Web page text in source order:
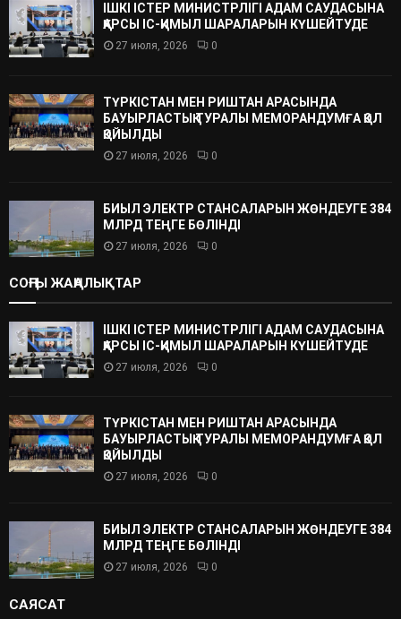
ІШКІ ІСТЕР МИНИСТРЛІГІ АДАМ САУДАСЫНА
ҚАРСЫ ІС-ҚИМЫЛ ШАРАЛАРЫН КҮШЕЙТУДЕ
27 июля, 2026 0
ТҮРКІСТАН МЕН РИШТАН АРАСЫНДА
БАУЫРЛАСТЫҚ ТУРАЛЫ МЕМОРАНДУМҒА ҚОЛ
ҚОЙЫЛДЫ
27 июля, 2026 0
БИЫЛ ЭЛЕКТР СТАНСАЛАРЫН ЖӨНДЕУГЕ 384
МЛРД ТЕҢГЕ БӨЛІНДІ
27 июля, 2026 0
СОҢҒЫ ЖАҢАЛЫҚТАР
ІШКІ ІСТЕР МИНИСТРЛІГІ АДАМ САУДАСЫНА
ҚАРСЫ ІС-ҚИМЫЛ ШАРАЛАРЫН КҮШЕЙТУДЕ
27 июля, 2026 0
ТҮРКІСТАН МЕН РИШТАН АРАСЫНДА
БАУЫРЛАСТЫҚ ТУРАЛЫ МЕМОРАНДУМҒА ҚОЛ
ҚОЙЫЛДЫ
27 июля, 2026 0
БИЫЛ ЭЛЕКТР СТАНСАЛАРЫН ЖӨНДЕУГЕ 384
МЛРД ТЕҢГЕ БӨЛІНДІ
27 июля, 2026 0
САЯСАТ